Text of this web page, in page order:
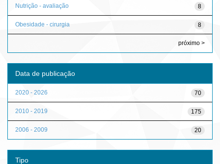
8
Nutrição - avaliação
8
Obesidade - cirurgia
próximo >
Data de publicação
70
2020 - 2026
175
2010 - 2019
20
2006 - 2009
Tipo